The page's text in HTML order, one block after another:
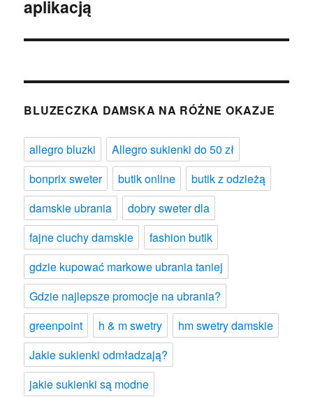
wpis:
aplikacją
BLUZECZKA DAMSKA NA RÓŻNE OKAZJE
allegro bluzki
Allegro sukienki do 50 zł
bonprix sweter
butik online
butik z odzieżą
damskie ubrania
dobry sweter dla
fajne ciuchy damskie
fashion butik
gdzie kupować markowe ubrania taniej
Gdzie najlepsze promocje na ubrania?
greenpoint
h & m swetry
hm swetry damskie
Jakie sukienki odmładzają?
jakie sukienki są modne